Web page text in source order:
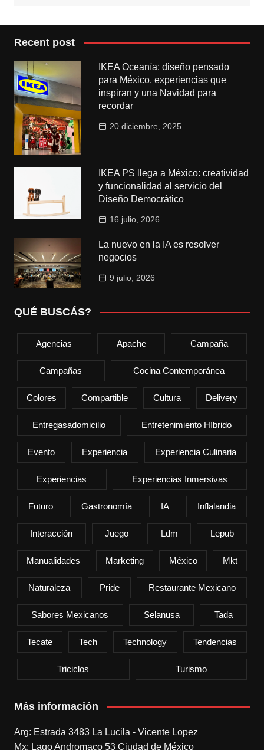
Recent post
IKEA Oceanía: diseño pensado
para México, experiencias que
inspiran y una Navidad para
recordar
20 diciembre, 2025
IKEA PS llega a México: creatividad
y funcionalidad al servicio del
Diseño Democrático
16 julio, 2026
La nuevo en la IA es resolver
negocios
9 julio, 2026
QUÉ BUSCÁS?
Agencias Apache Campaña
Campañas Cocina Contemporánea
Colores Compartible Cultura Delivery
Entregasadomicilio Entretenimiento Híbrido
Evento Experiencia Experiencia Culinaria
Experiencias Experiencias Inmersivas
Futuro Gastronomía IA Inflalandia
Interacción Juego Ldm Lepub
Manualidades Marketing México Mkt
Naturaleza Pride Restaurante Mexicano
Sabores Mexicanos Selanusa Tada
Tecate Tech Technology Tendencias
Triciclos Turismo
Más información
Arg: Estrada 3483 La Lucila - Vicente Lopez
Mx: Lago Andromaco 53 Ciudad de México